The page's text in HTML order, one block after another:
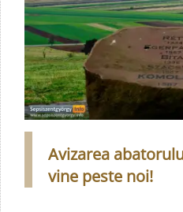
Avizarea
vine peste noi!